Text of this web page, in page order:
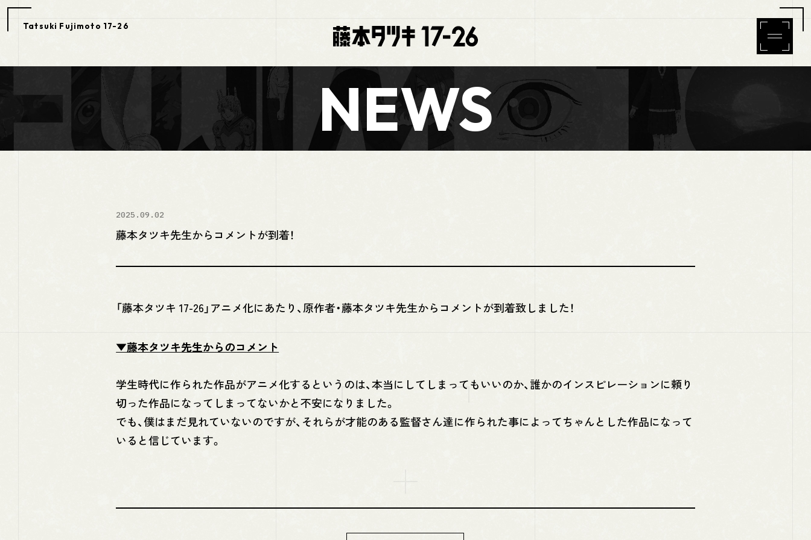
Tatsuki Fujimoto 17-26
NEWS
2025.09.02
藤本タツキ先生からコメントが到着！
「藤本タツキ 17-26」アニメ化にあたり、原作者・藤本タツキ先生からコメントが到着致しました！
▼藤本タツキ先生からのコメント
学生時代に作られた作品がアニメ化するというのは、本当にしてしまってもいいのか、誰かのインスピレーションに頼り
切った作品になってしまってないかと不安になりました。
でも、僕はまだ見れていないのですが、それらが才能のある監督さん達に作られた事によってちゃんとした作品になって
いると信じています。